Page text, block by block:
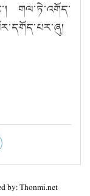
གལ་ཏེ་འགོད་
by: Thonmi.net